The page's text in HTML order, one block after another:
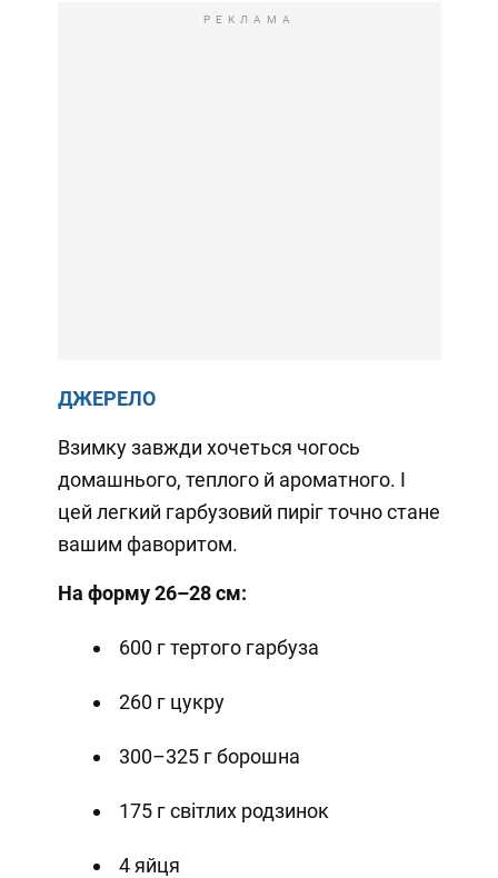
РЕКЛАМА
ДЖЕРЕЛО
Взимку завжди хочеться чогось
домашнього, теплого й ароматного. І
цей легкий гарбузовий пиріг точно стане
вашим фаворитом.
На форму 26–28 см:
600 г тертого гарбуза
260 г цукру
300–325 г борошна
175 г світлих родзинок
4 яйця